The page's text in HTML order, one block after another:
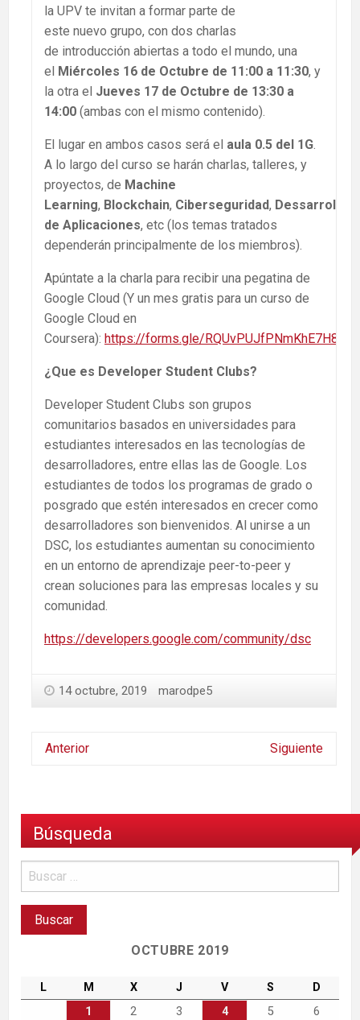
la UPV te invitan a formar parte de
este nuevo grupo, con dos charlas
de introducción abiertas a todo el mundo, una
el Miércoles 16 de Octubre de 11:00 a 11:30, y
la otra el Jueves 17 de Octubre de 13:30 a
14:00 (ambas con el mismo contenido).
El lugar en ambos casos será el aula 0.5 del 1G.
A lo largo del curso se harán charlas, talleres, y
proyectos, de Machine
Learning, Blockchain, Ciberseguridad, Dessarrollo
de Aplicaciones, etc (los temas tratados
dependerán principalmente de los miembros).
Apúntate a la charla para recibir una pegatina de
Google Cloud (Y un mes gratis para un curso de
Google Cloud en
Coursera): https://forms.gle/RQUvPUJfPNmKhE7H8
¿Que es Developer Student Clubs?
Developer Student Clubs son grupos
comunitarios basados ​​en universidades para
estudiantes interesados ​​en las tecnologías de
desarrolladores, entre ellas las de Google. Los
estudiantes de todos los programas de grado o
posgrado que estén interesados ​​en crecer como
desarrolladores son bienvenidos. Al unirse a un
DSC, los estudiantes aumentan su conocimiento
en un entorno de aprendizaje peer-to-peer y
crean soluciones para las empresas locales y su
comunidad.
https://developers.google.com/community/dsc
14 octubre, 2019 marodpe5
Anterior Siguiente
Búsqueda
OCTUBRE 2019
L M X J V S
D
1
2 3 4 5
6